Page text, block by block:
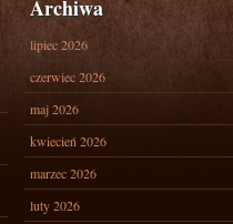
Archiwa
lipiec 2026
czerwiec 2026
maj 2026
kwiecień 2026
marzec 2026
luty 2026